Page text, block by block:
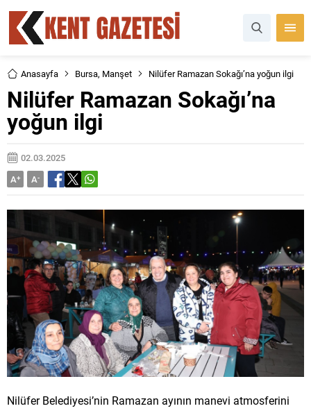
Anasayfa Bursa, Manşet Nilüfer Ramazan Sokağı’na yoğun ilgi
Nilüfer Ramazan Sokağı’na
yoğun ilgi
02.03.2025
A+ A-
Nilüfer Belediyesi’nin Ramazan ayının manevi atmosferini